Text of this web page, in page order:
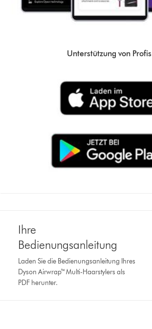
Unterstützung von Profis
Ihre
Bedienungsanleitung
Laden Sie die Bedienungsanleitung Ihres
Dyson Airwrap™ Multi-Haarstylers als
PDF herunter.